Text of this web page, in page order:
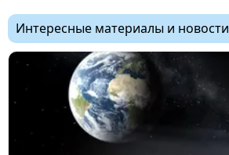
Интересные материалы и новости